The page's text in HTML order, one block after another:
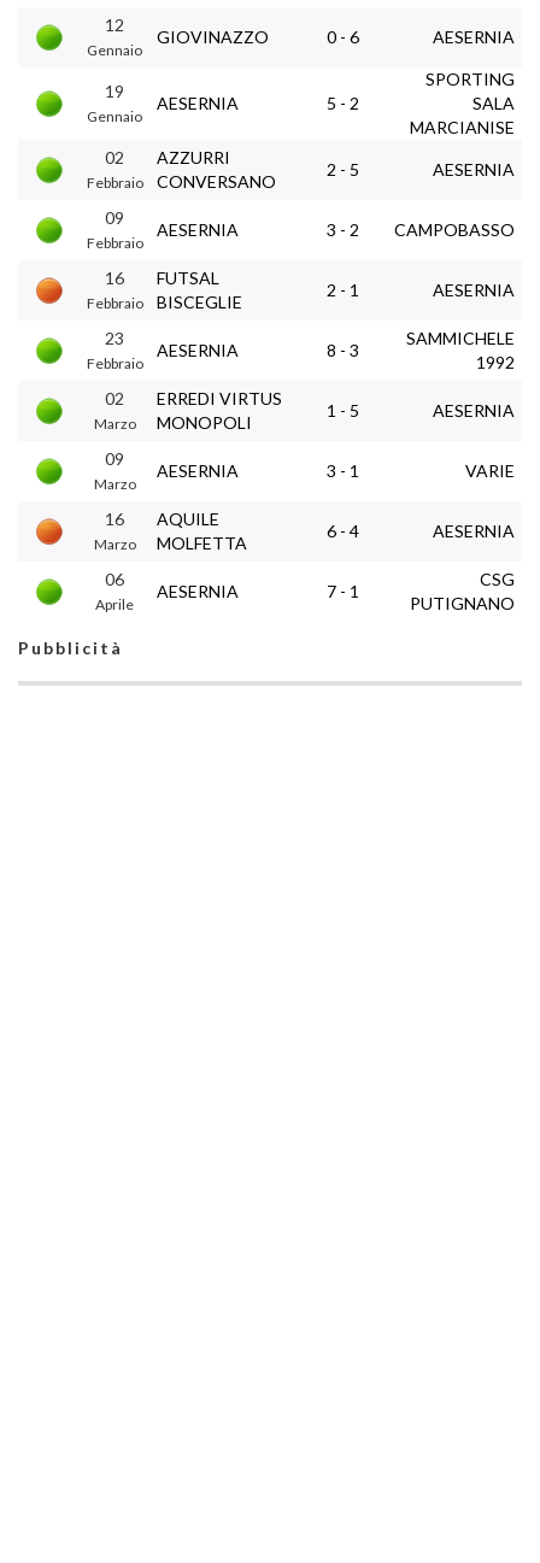
12
Gennaio
GIOVINAZZO 0 - 6 AESERNIA
19
Gennaio
AESERNIA 5 - 2
SPORTING
SALA
MARCIANISE
02
Febbraio
AZZURRI
CONVERSANO
2 - 5 AESERNIA
09
Febbraio
AESERNIA 3 - 2 CAMPOBASSO
16
Febbraio
FUTSAL
BISCEGLIE
2 - 1 AESERNIA
23
Febbraio
AESERNIA 8 - 3
SAMMICHELE
1992
02
Marzo
ERREDI VIRTUS
MONOPOLI
1 - 5 AESERNIA
09
Marzo
AESERNIA 3 - 1 VARIE
16
Marzo
AQUILE
MOLFETTA
6 - 4 AESERNIA
06
Aprile
AESERNIA 7 - 1
CSG
PUTIGNANO
Pubblicità